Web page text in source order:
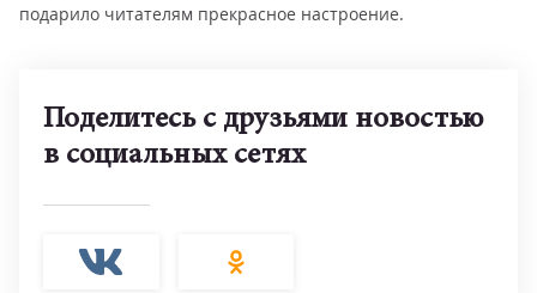
подарило читателям прекрасное настроение.
Поделитесь с друзьями новостью
в социальных сетях